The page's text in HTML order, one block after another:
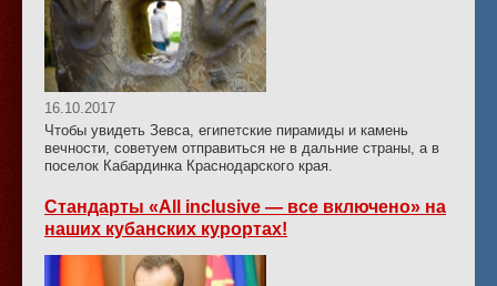
16.10.2017
Чтобы увидеть Зевса, египетские пирамиды и камень
вечности, советуем отправиться не в дальние страны, а в
поселок Кабардинка Краснодарского края.
Стандарты «All inclusive — все включено» на
наших кубанских курортах!